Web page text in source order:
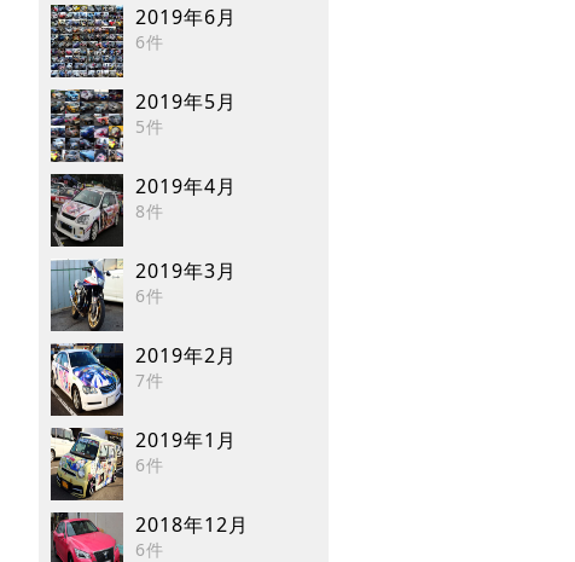
2019年6月
6件
2019年5月
5件
2019年4月
8件
2019年3月
6件
2019年2月
7件
2019年1月
6件
2018年12月
6件